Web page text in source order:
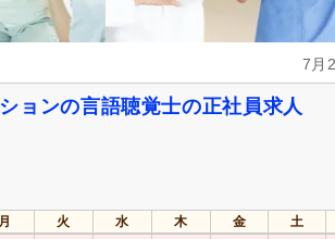
7月
ョンの言語聴覚士の正社員求人
月 火 水 木 金
土